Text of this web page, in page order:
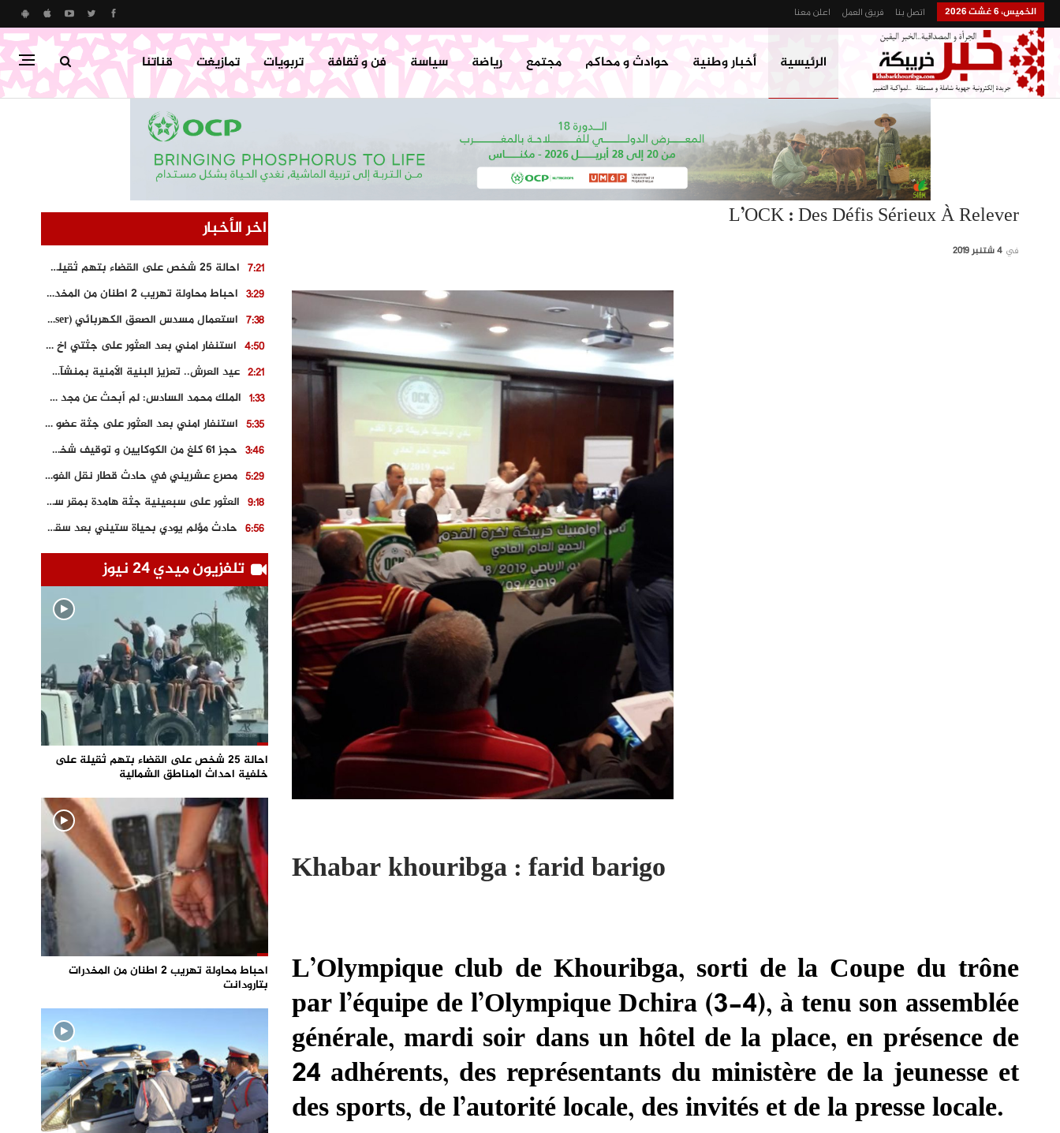
الخميس، 6 غشت 2026 اتصل بنا فريق العمل اعلن معنا
الرئيسية أخبار وطنية حوادث و محاكم مجتمع رياضة سياسة فن و ثقافة تربويات تمازيغت قناتنا
L’OCK : Des Défis Sérieux À Relever
في 4 شتنبر 2019
Khabar khouribga : farid barigo
L’Olympique club de Khouribga, sorti de la Coupe du trône
par l’équipe de l’Olympique Dchira (3-4), à tenu son assemblée
générale, mardi soir dans un hôtel de la place, en présence de
24 adhérents, des représentants du ministère de la jeunesse et
des sports, de l’autorité locale, des invités et de la presse locale.
اخر الأخبار
7:21
احالة 25 شخص على القضاء بتهم ثقيلة على خلفية احداث المناطق الشمالية
3:29
احباط محاولة تهريب 2 اطنان من المخدرات بتارودانت
7:38
استعمال مسدس الصعق الكهربائي (Taser) من اجل تحرير شابة محتجزة
4:50
استنفار امني بعد العثور على جثتي اخ و ابن صاحب مطعم اسماك مشهور بطنجة
2:21
عيد العرش.. تعزيز البنية الأمنية بمنشآت و مصالح جديدة بكل من الحسيمة – فاس و الناظور
1:33
الملك محمد السادس: لم أبحث عن مجد شخصي.. وهَمي كرامة المغاربة
5:35
استنفار امني بعد العثور على جثة عضو سابق في حزب المصباح بالقنيطرة..
3:46
حجز 61 كلغ من الكوكايين و توقيف شخصين بالكركرات
5:29
مصرع عشريني في حادث قطار نقل الفوسفاط..
9:18
العثور على سبعينية جثة هامدة بمقر سكناها بمراكش
6:56
حادث مؤلم يودي بحياة ستيني بعد سقوطه في فرن تقليدي “للجير”
3:02
مصرع شابة ثلاثينية إثر سقوط سيارتها من منحدر خطير بالجرف الأصفر
3:04
6:42
العثور على جثة سبعيني مدفونة بعد أسابيع من اختفائه الغامض
4:40
تلفزيون ميدي 24 نيوز
احالة 25 شخص على القضاء بتهم ثقيلة على
خلفية احداث المناطق الشمالية
احباط محاولة تهريب 2 اطنان من المخدرات
بتارودانت